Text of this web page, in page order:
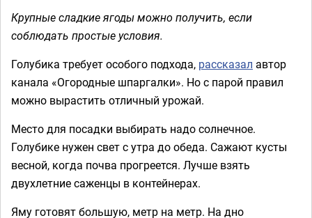
Крупные сладкие ягоды можно получить, если
соблюдать простые условия.
Голубика требует особого подхода, рассказал автор
канала «Огородные шпаргалки». Но с парой правил
можно вырастить отличный урожай.
Место для посадки выбирать надо солнечное.
Голубике нужен свет с утра до обеда. Сажают кусты
весной, когда почва прогреется. Лучше взять
двухлетние саженцы в контейнерах.
Яму готовят большую, метр на метр. На дно